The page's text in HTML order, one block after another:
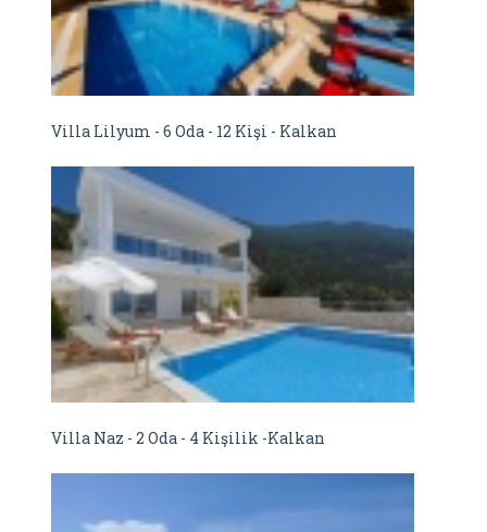
Villa Lilyum - 6 Oda - 12 Kişi - Kalkan
Villa Naz - 2 Oda - 4 Kişilik -Kalkan